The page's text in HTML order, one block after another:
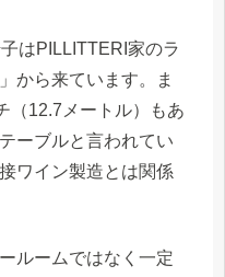
はPILLITTERI家のラ
から来ています。ま
（12.7メートル）もあ
ーブルと言われてい
ワイン製造とは関係
ルームではなく一定